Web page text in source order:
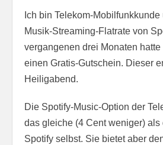
Ich bin Telekom-
Musik-Streaming-Flatrate von
vergangenen drei Monaten
einen Gratis-Gutschein. Dieser
Heiligabend.
Die Spotify-Music-Option der
das gleiche (4 Cent weniger) als
Spotify selbst. Sie bietet aber